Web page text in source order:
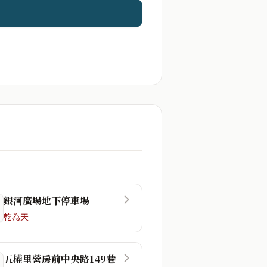
銀河廣場地下停車場
乾為天
五權里營房前中央路149巷